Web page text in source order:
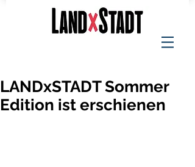
LANDxSTADT Sommer
Edition ist erschienen